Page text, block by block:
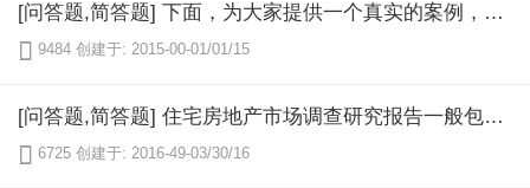
[问答题,简答题] 下面，为大家提供一个真实的案例，这是某开发公司为竞争一地块，由某国际地产顾问有限公司做出的房地产项目策划报告。笔者认为，这应该是我国房地产估价机构由传统的房地产估价领域向房地产项目策划、房地产市场分析等领域拓展的方向，供大家学习参考。××××国际地产顾问（北京）有限公司致××××房地产开发有限责任公司之××市中兴西大街综合体项目顾问工作计划书××××国际地产顾问有限公司2008年3月11日
 9484 创建于: 2015-00-01/01/15
[问答题,简答题] 住宅房地产市场调查研究报告一般包含哪些内容？
 6725 创建于: 2016-49-03/30/16